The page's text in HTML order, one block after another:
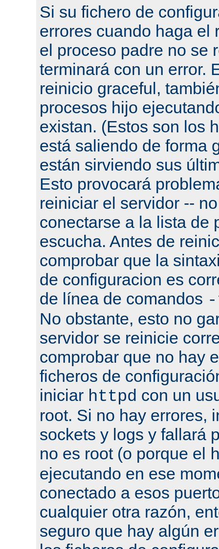
Si su fichero de
errores cuando haga el
el proceso padre no se
terminará con un error.
reinicio graceful,
procesos hijo
existan. (Estos son los
está saliendo de forma
están sirviendo sus
Esto provocará
reiniciar el servidor --
conectarse a la lista de
escucha. Antes de
comprobar que la
de configuracion es
de línea de comandos
No obstante, esto no
servidor se reinicie
comprobar que no hay
ficheros de
iniciar httpd con un
root. Si no hay errores,
sockets y logs y fallará
no es root (o porque el
ejecutando en ese
conectado a esos
cualquier otra razón,
seguro que hay algún